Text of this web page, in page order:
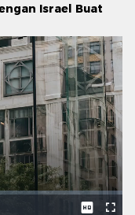
Israel Buat